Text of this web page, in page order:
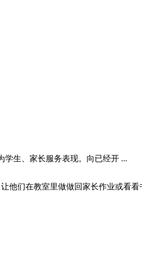
生、家长服务表现。向已经开 ...
他们在教室里做做回家长作业或看